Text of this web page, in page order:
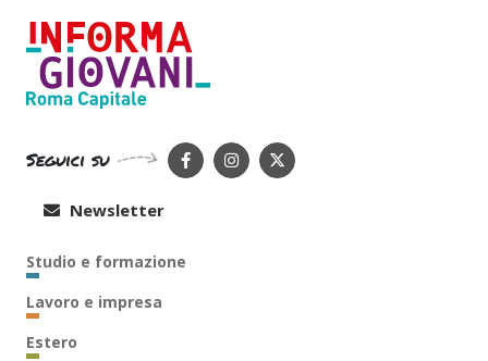
Seguici su
Newsletter
Studio e formazione
Lavoro e impresa
Estero